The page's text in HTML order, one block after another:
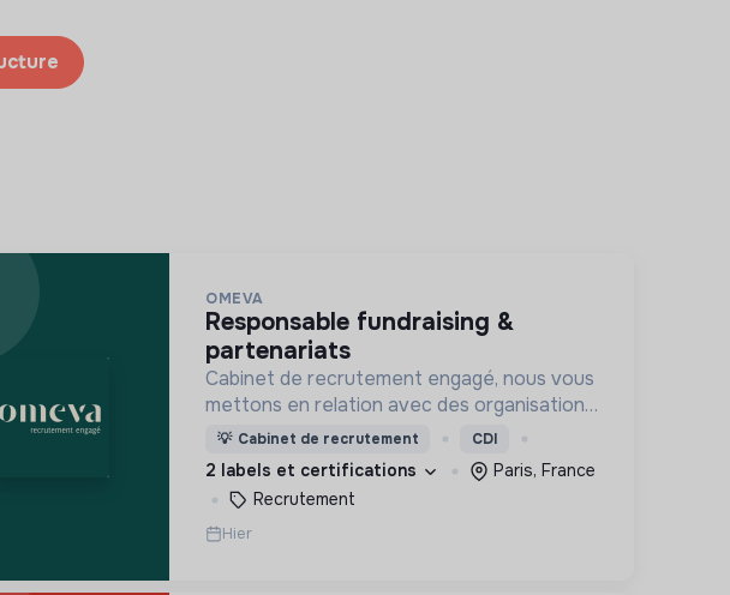
OMEVA
responsable fundraising &
partenariats
Cabinet de recrutement engagé, nous vous
mettons en relation avec des organisations
soucieuses de leurs impacts, afin d'œuvrer
ensemble pour un futur souhaitable.
💡 Cabinet de recrutement CDI
2 labels et certifications
Paris, France
Recrutement
Hier